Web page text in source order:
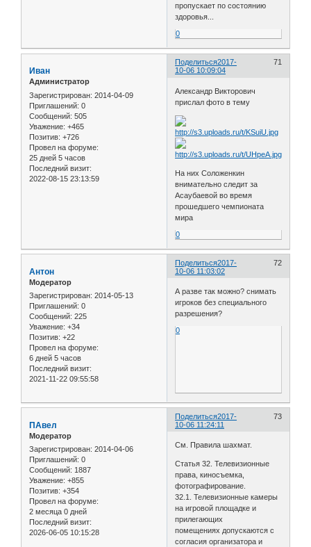
пропускает по состоянию
здоровья...
0
Поделиться 71
2017-
10-06 10:09:04
Иван
Администратор
Зарегистрирован: 2014-04-09
Приглашений: 0
Сообщений: 505
Уважение: +465
Позитив: +726
Провел на форуме:
25 дней 5 часов
Последний визит:
2022-08-15 23:13:59
Александр Викторович
прислал фото в тему
На них Соложенкин
внимательно следит за
Асаубаевой во время
прошедшего чемпионата
мира
0
Поделиться 72
2017-
10-06 11:03:02
Антон
Модератор
Зарегистрирован: 2014-05-13
Приглашений: 0
Сообщений: 225
Уважение: +34
Позитив: +22
Провел на форуме:
6 дней 5 часов
Последний визит:
2021-11-22 09:55:58
А разве так можно? снимать
игроков без специального
разрешения?
0
Поделиться 73
2017-
10-06 11:24:11
ПАвел
Модератор
Зарегистрирован: 2014-04-06
Приглашений: 0
Сообщений: 1887
Уважение: +855
Позитив: +354
Провел на форуме:
2 месяца 0 дней
Последний визит:
2026-06-05 10:15:28
См. Правила шахмат.
Статья 32. Телевизионные
права, киносъемка,
фотографирование.
32.1. Телевизионные камеры
на игровой площадке и
прилегающих
помещениях допускаются с
согласия организатора и